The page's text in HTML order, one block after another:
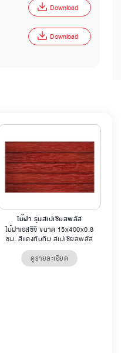
Download
Download
ไม้ฝา รุ่นสเปเชียลพลัส
ไม้ฝาเอสซีจี ขนาด 15x400x0.8
ซม. สีแดงทับทิม สเปเชียลพลัส
ดูรายละเอียด